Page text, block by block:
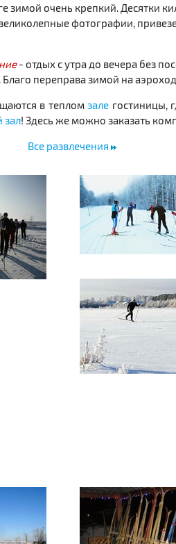
зимой очень крепкий. Десятки
фотографии,
- отдых с утра до вечера без
Благо переправа зимой на
в тепломзале гостиницы,
зал! Здесь же можно заказать
Все развлечения